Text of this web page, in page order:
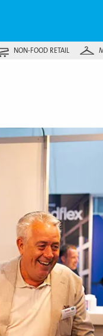
NON-FOOD RETAIL